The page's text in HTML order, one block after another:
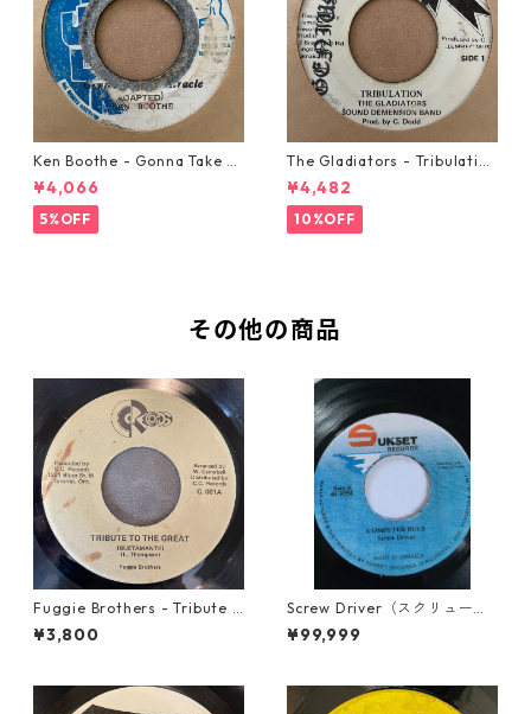
Ken Boothe - Gonna Take A
Miracle【7-21362】
¥4,066
5%OFF
The Gladiators - Tribulation
【7-21365】
¥4,482
10%OFF
その他の商品
Fuggie Brothers - Tribute T
o The Great【7-21765】
¥3,800
Screw Driver（スクリュード
ライバー） - Computer Rule
【7'】
¥99,999